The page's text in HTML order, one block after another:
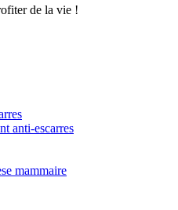
de la vie !
anti-escarres
mammaire